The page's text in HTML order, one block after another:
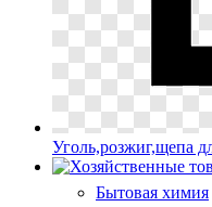
Уголь,розжиг,щепа
Бытовая химия